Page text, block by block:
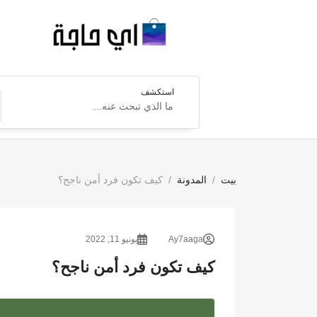
استكشف
بيت المدونة كيف تكون فرد أمن ناجح؟
Ay7aaga يونيو 11, 2022
كيف تكون فرد أمن ناجح؟